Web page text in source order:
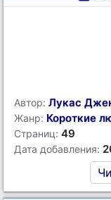
Автор: Лукас
Жанр: Короткие
Страниц: 49
Дата добавления: